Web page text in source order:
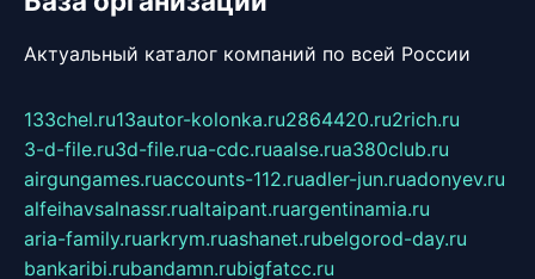
Актуальный каталог компаний по всей России
133chel.ru13autor-kolonka.ru2864420.ru2rich.ru
3-d-file.ru3d-file.rua-cdc.ruaalse.rua380club.ru
airgungames.ruaccounts-112.ruadler-jun.ruadonyev.ru
alfeihavsalnassr.rualtaipant.ruargentinamia.ru
aria-family.ruarkrym.ruashanet.rubelgorod-day.ru
bankaribi.rubandamn.rubigfatcc.ru